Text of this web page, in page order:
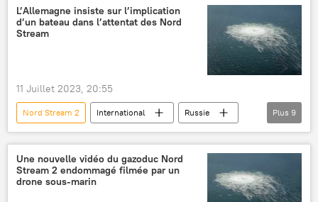
Maghreb
Algérie
Nigeria
Niger
gaz
gazoduc
France
Trans-Saharan Gas-Pipeline (TSGP)
L’Allemagne insiste sur l’implication
d’un bateau dans l’attentat des Nord
Stream
11 Juillet 2023, 20:55
Nord Stream 2 International
Russie
Nord Stream
attentat
explosifs
Allemagne
Danemark
Suède
Sabotage des gazoducs Nord Stream
Plus 9
Une nouvelle vidéo du gazoduc Nord
Stream 2 endommagé filmée par un
drone sous-marin